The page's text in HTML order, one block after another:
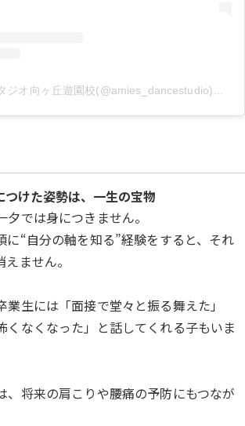
けた姿勢は、一生の宝物
では身につきません。
に“自分の軸を知る”経験をすると、それ
ません。
業生には「面接で堂々と振る舞えた」
くなくなった」と話してくれる子もいま
、将来の肩こりや腰痛の予防にもつなが